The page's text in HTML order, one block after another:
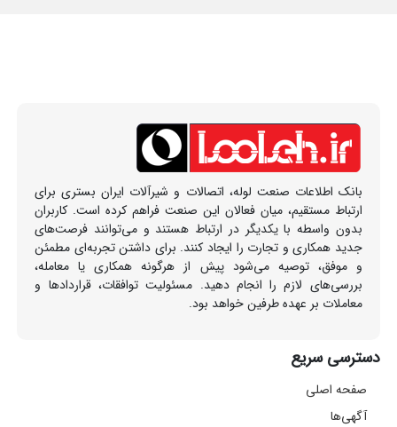
بانک اطلاعات صنعت لوله، اتصالات و شیرآلات ایران بستری برای
ارتباط مستقیم، میان فعالان این صنعت فراهم کرده است. کاربران
بدون واسطه با یکدیگر در ارتباط هستند و می‌توانند فرصت‌های
جدید همکاری و تجارت را ایجاد کنند. برای داشتن تجربه‌ای مطمئن
و موفق، توصیه می‌شود پیش از هرگونه همکاری یا معامله،
بررسی‌های لازم را انجام دهید. مسئولیت توافقات، قراردادها و
معاملات بر عهده طرفین خواهد بود.
دسترسی سریع
صفحه اصلی
آگهی‌ها